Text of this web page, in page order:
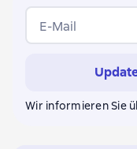
E-Mail
Wir informieren Sie